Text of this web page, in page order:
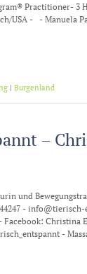
Practitioner- 3
USA - - Manuela
|Burgenland
–
und
-
Facebook: Christina
-